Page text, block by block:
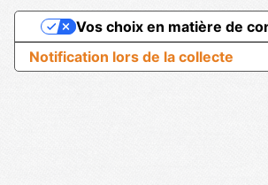
Notification lors de la collecte
Vos choix en matière de